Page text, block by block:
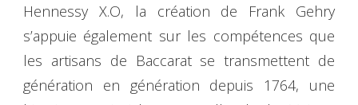
Hennessy X.O, la création de Frank Gehry
s’appuie également sur les compétences que
les artisans de Baccarat se transmettent de
génération en génération depuis 1764, une